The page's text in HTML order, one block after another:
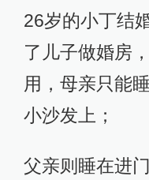
26岁的小丁结
了儿子做婚房
用，母亲只能
小沙发上；
父亲则睡在进